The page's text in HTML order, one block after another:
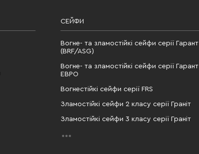
СЕЙФИ
Вогне- та зламостійкі сейфи серії Гарант
(BRF/ASG)
Вогне- та зламостійкі сейфи серії Гарант
ЕВРО
Вогнестійкі сейфи серії FRS
Зламостійкі сейфи 2 класу серії Граніт
Зламостійкі сейфи 3 класу серії Граніт